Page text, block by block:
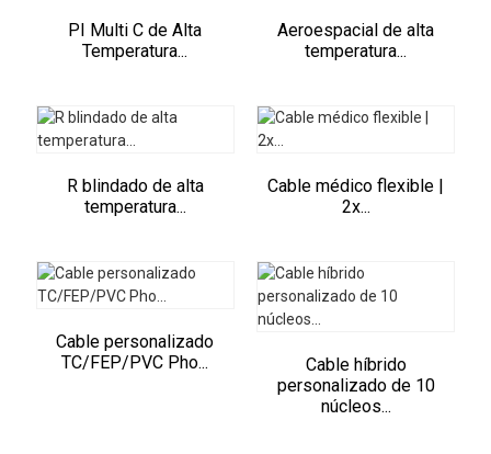
PI Multi C de Alta
Temperatura...
Aeroespacial de alta
temperatura...
R blindado de alta
temperatura...
Cable médico flexible |
2x...
Cable personalizado
TC/FEP/PVC Pho...
Cable híbrido
personalizado de 10
núcleos...